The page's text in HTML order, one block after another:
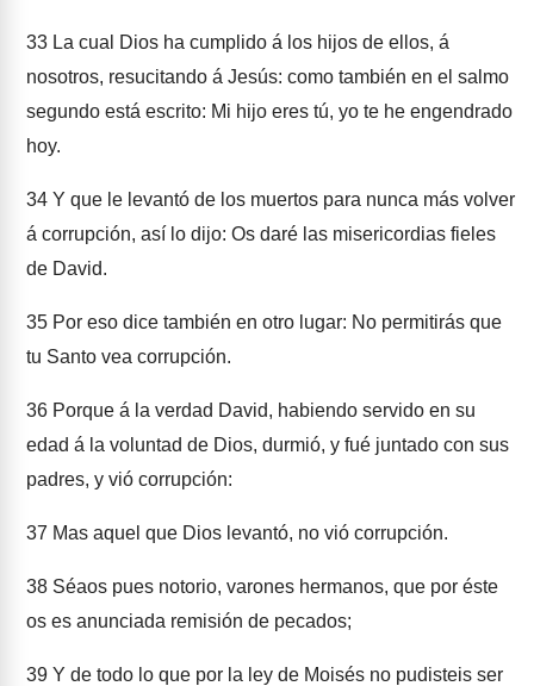
33 La cual Dios ha cumplido á los hijos de ellos, á
nosotros, resucitando á Jesús: como también en el salmo
segundo está escrito: Mi hijo eres tú, yo te he engendrado
hoy.
34 Y que le levantó de los muertos para nunca más volver
á corrupción, así lo dijo: Os daré las misericordias fieles
de David.
35 Por eso dice también en otro lugar: No permitirás que
tu Santo vea corrupción.
36 Porque á la verdad David, habiendo servido en su
edad á la voluntad de Dios, durmió, y fué juntado con sus
padres, y vió corrupción:
37 Mas aquel que Dios levantó, no vió corrupción.
38 Séaos pues notorio, varones hermanos, que por éste
os es anunciada remisión de pecados;
39 Y de todo lo que por la ley de Moisés no pudisteis ser